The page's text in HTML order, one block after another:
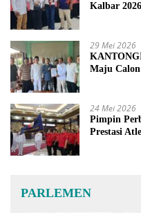
Kalbar
29 Mei 2026
Maju
24 Mei 2026
Pimpin
Prestasi
PARLEMEN